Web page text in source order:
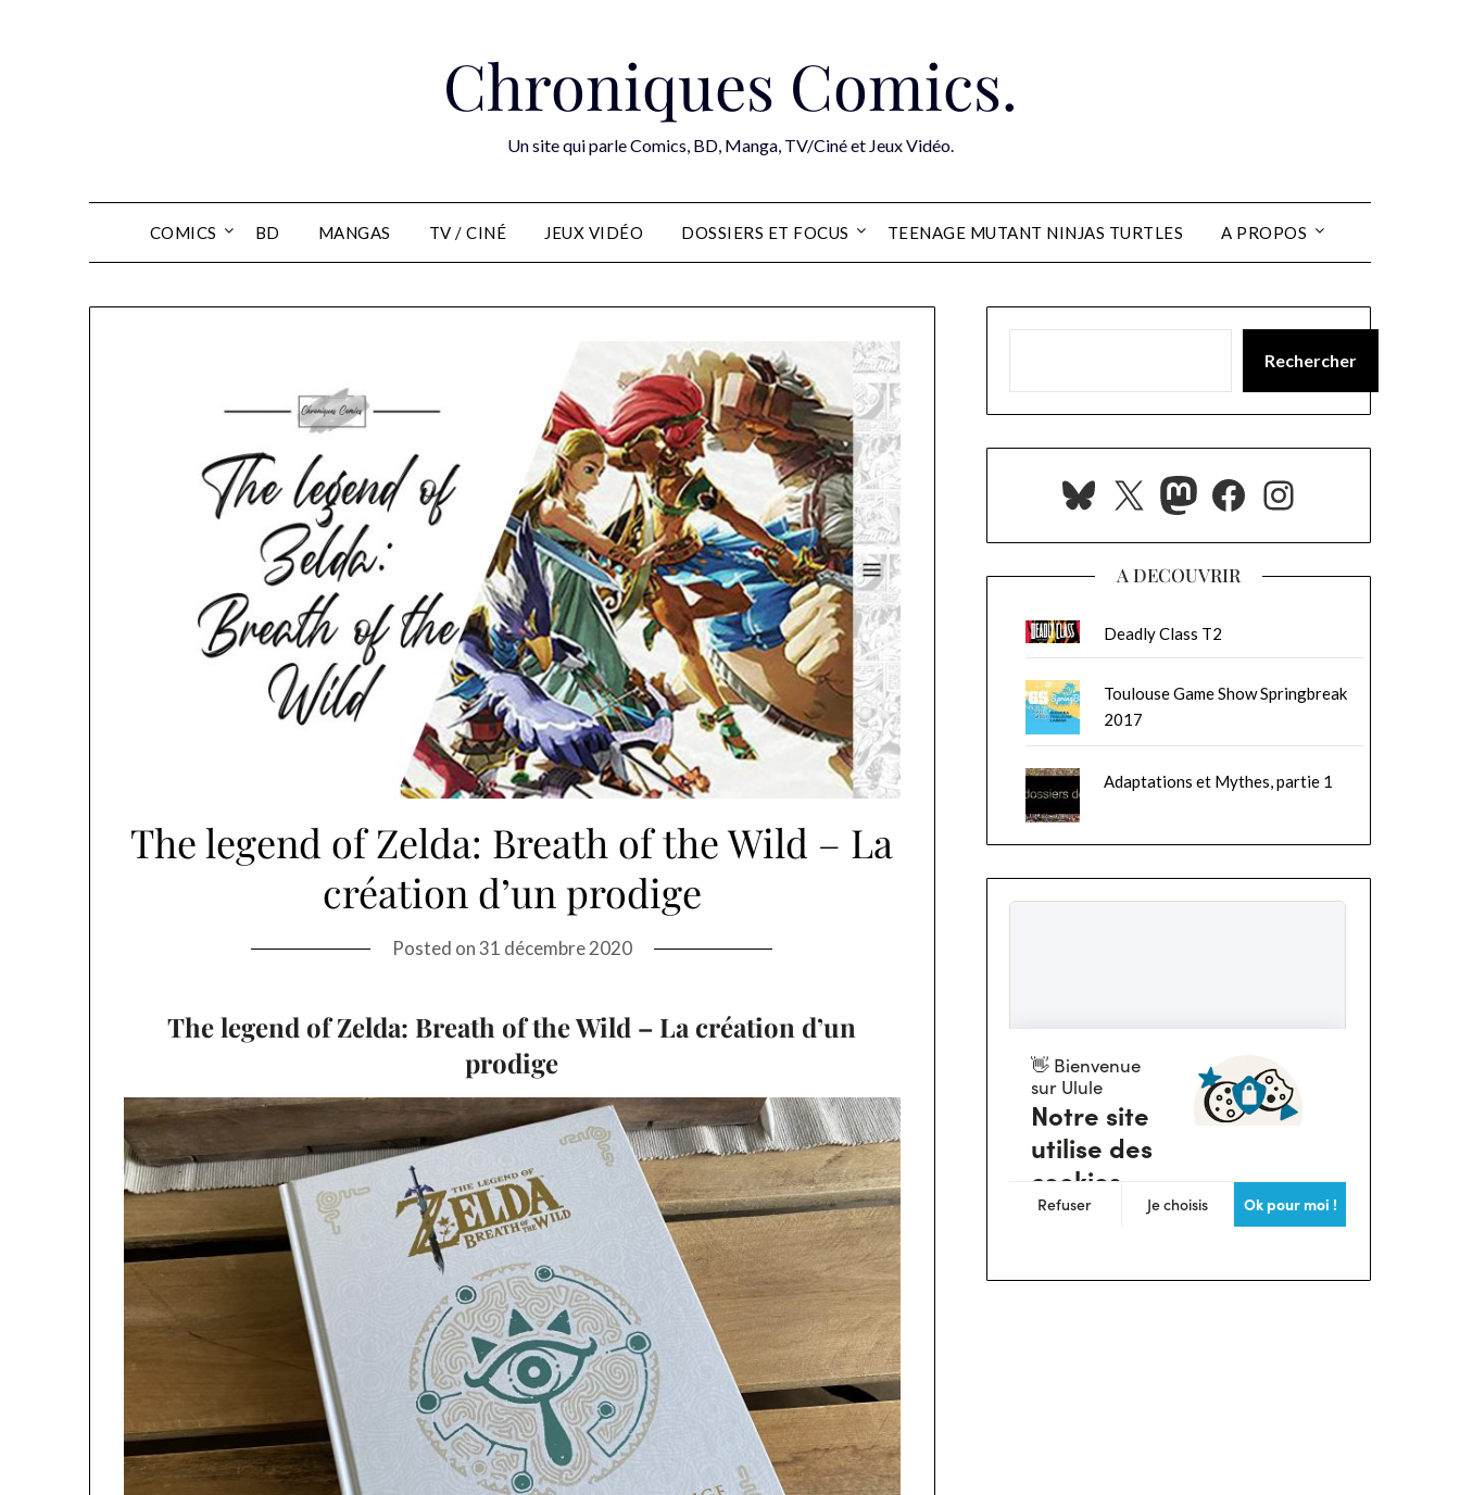
Chroniques Comics.
Un site qui parle Comics, BD, Manga, TV/Ciné et Jeux Vidéo.
COMICS BD MANGAS TV / CINÉ JEUX VIDÉO DOSSIERS ET FOCUS TEENAGE MUTANT NINJAS TURTLES A PROPOS
The legend of Zelda: Breath of the Wild – La
création d’un prodige
Posted on31 décembre 2020
The legend of Zelda: Breath of the Wild – La création d’un
prodige
Rechercher
Bluesky
X Mastodon
Facebook
Instagram
A DECOUVRIR
Deadly Class T2
Toulouse Game Show Springbreak
2017
Adaptations et Mythes, partie 1